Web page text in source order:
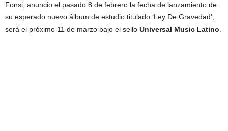
Fonsi, anuncio el pasado 8 de febrero la fecha de lanzamiento de
su esperado nuevo álbum de estudio titulado ‘Ley De Gravedad’,
será el próximo 11 de marzo bajo el sello Universal Music Latino